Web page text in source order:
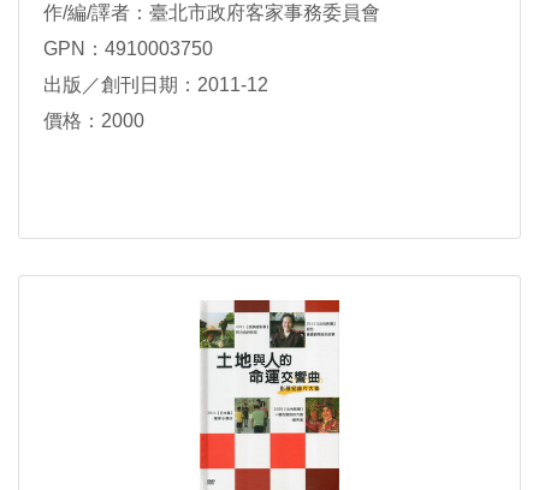
作/編/譯者：臺北市政府客家事務委員會
GPN：4910003750
出版／創刊日期：2011-12
價格：2000